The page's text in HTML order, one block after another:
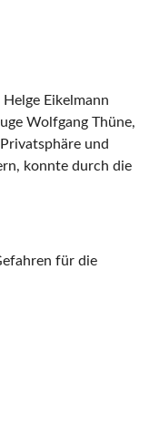
Eikelmann
Wolfgang Thüne,
und
konnte durch die
für die